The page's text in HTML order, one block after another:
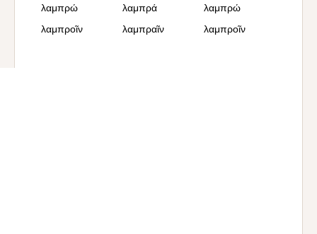
λαμπρώ λαμπρά
λαμπρώ
λαμπροῖν
λαμπραῖν λαμπροῖν